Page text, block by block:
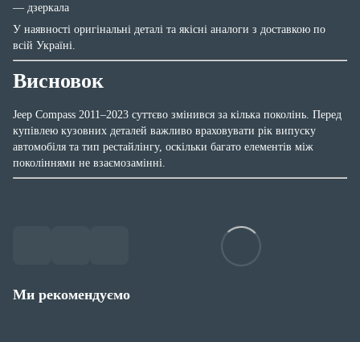
— дзеркала
У наявності оригінальні деталі та якісні аналоги з доставкою по
всій Україні.
Висновок
Jeep Compass 2011–2023 суттєво змінився за кілька поколінь. Перед
купівлею кузовних деталей важливо враховувати рік випуску
автомобіля та тип рестайлінгу, оскільки багато елементів між
поколіннями не взаємозамінні.
Ми рекомендуємо